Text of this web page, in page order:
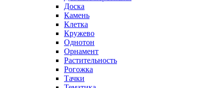
Доска
Камень
Клетка
Кружево
Однотон
Орнамент
Растительность
Рогожка
Тачки